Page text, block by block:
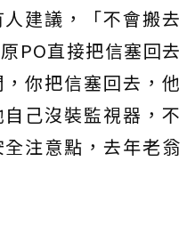
建議，「不會搬去
PO直接把信塞回去
你把信塞回去，他
己沒裝監視器，不
注意點，去年老翁